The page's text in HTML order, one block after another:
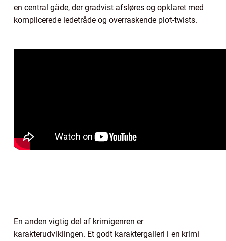
en central gåde, der gradvist afsløres og opklaret med
komplicerede ledetråde og overraskende plot-twists.
En anden vigtig del af krimigenren er
karakterudviklingen. Et godt karaktergalleri i en krimi